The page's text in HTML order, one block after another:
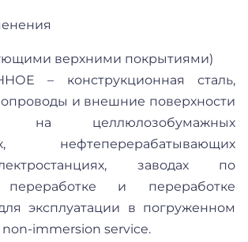
верхними покрытиями)
– конструкционная сталь,
и внешние поверхности
на целлюлозобумажных
нефтеперерабатывающих
заводах по
переработке и переработке
эксплуатации в погруженном
non-immersion service.